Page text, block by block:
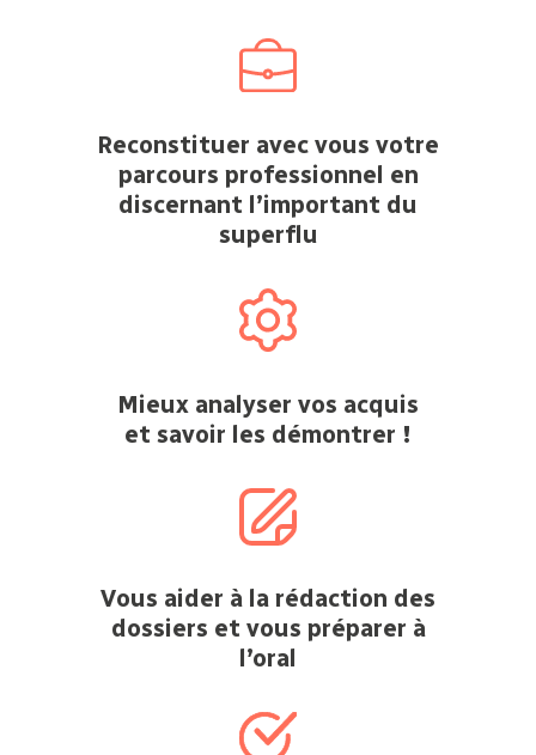
Reconstituer avec vous votre
parcours professionnel en
discernant l’important du
superflu
Mieux analyser vos acquis
et savoir les démontrer !
Vous aider à la rédaction des
dossiers et vous préparer à
l’oral